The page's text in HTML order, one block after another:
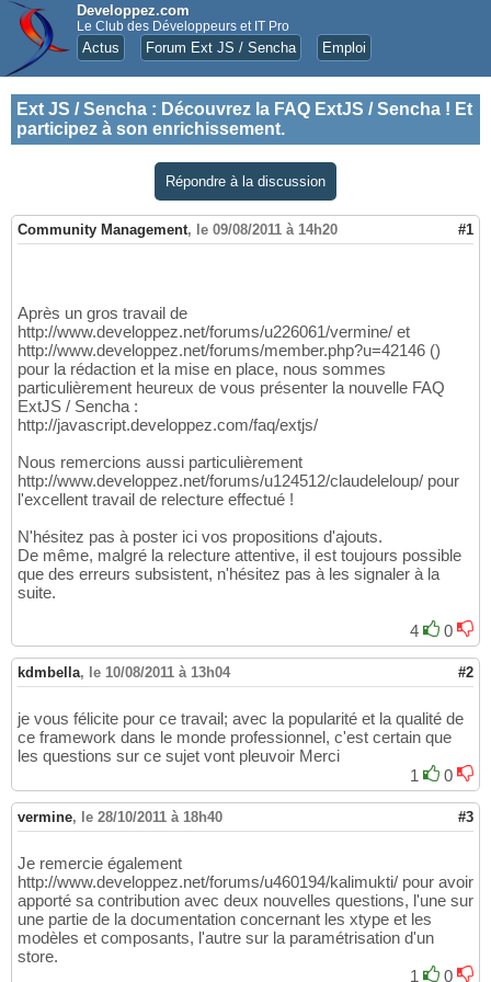
Developpez.com
Le Club des Développeurs et IT Pro
Actus Forum Ext JS / Sencha Emploi
Ext JS / Sencha : Découvrez la FAQ ExtJS / Sencha ! Et
participez à son enrichissement.
Répondre à la discussion
Community Management, le 09/08/2011 à 14h20 #1
Après un gros travail de
http://www.developpez.net/forums/u226061/vermine/ et
http://www.developpez.net/forums/member.php?u=42146 ()
pour la rédaction et la mise en place, nous sommes
particulièrement heureux de vous présenter la nouvelle FAQ
ExtJS / Sencha :
http://javascript.developpez.com/faq/extjs/
Nous remercions aussi particulièrement
http://www.developpez.net/forums/u124512/claudeleloup/ pour
l'excellent travail de relecture effectué !
N'hésitez pas à poster ici vos propositions d'ajouts.
De même, malgré la relecture attentive, il est toujours possible
que des erreurs subsistent, n'hésitez pas à les signaler à la
suite.
4 0
kdmbella, le 10/08/2011 à 13h04 #2
je vous félicite pour ce travail; avec la popularité et la qualité de
ce framework dans le monde professionnel, c'est certain que
les questions sur ce sujet vont pleuvoir Merci
1
0
vermine, le 28/10/2011 à 18h40 #3
Je remercie également
http://www.developpez.net/forums/u460194/kalimukti/ pour avoir
apporté sa contribution avec deux nouvelles questions, l'une sur
une partie de la documentation concernant les xtype et les
modèles et composants, l'autre sur la paramétrisation d'un
store.
1
0